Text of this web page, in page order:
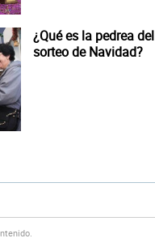
¿Qué es la pedrea del
sorteo de Navidad?